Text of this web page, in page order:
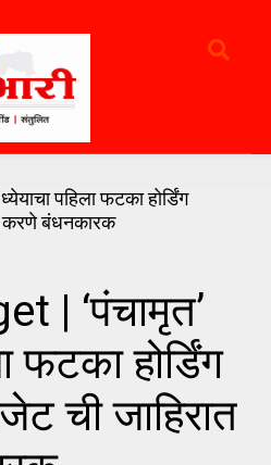
| ‘पंचामृत’
फटका होर्डिंग
ची जाहिरात